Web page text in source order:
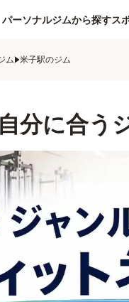
パーソナルジムから探すス
ム 米子駅のジム
分に合う